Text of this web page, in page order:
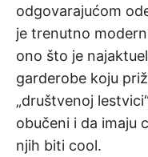
odgovarajućom
je trenutno
ono što je
garderobe koju
„društvenoj
obučeni i da imaju
njih biti cool.